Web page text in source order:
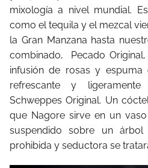
mixología a nivel mundial.
como el tequila y el mezcal
la Gran Manzana hasta
combinado, Pecado
infusión de rosas y
refrescante y
Schweppes Original. Un
que Nagore sirve en un
suspendido sobre un
prohibida y seductora se